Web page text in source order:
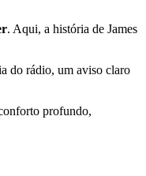
. Aqui, a história de James
do rádio, um aviso claro
profundo,